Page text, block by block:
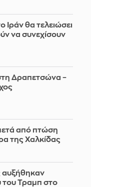
θα τελειώσει
να συνεχίσουν
Δραπετσώνα –
από πτώση
της Χαλκίδας
αυξήθηκαν
του Τραμπ στο